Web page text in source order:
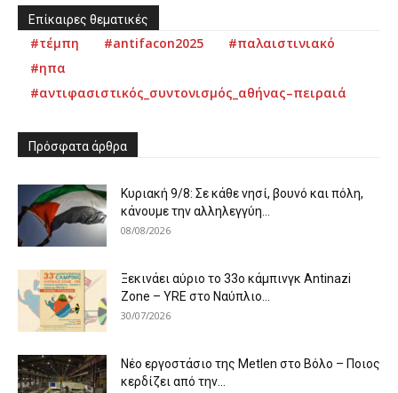
Επίκαιρες θεματικές
#τέμπη #antifacon2025
#παλαιστινιακό
#ηπα
#αντιφασιστικός_συντονισμός_αθήνας–πειραιά
Πρόσφατα άρθρα
Κυριακή 9/8: Σε κάθε νησί, βουνό και πόλη,
κάνουμε την αλληλεγγύη...
08/08/2026
Ξεκινάει αύριο το 33ο κάμπινγκ Antinazi
Zone – YRE στο Ναύπλιο...
30/07/2026
Νέο εργοστάσιο της Metlen στο Βόλο – Ποιος
κερδίζει από την...